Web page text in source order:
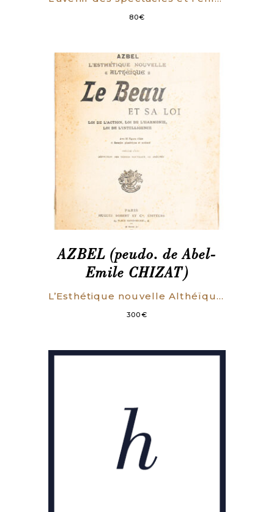
80€
AZBEL (peudo. de Abel-
Emile CHIZAT)
L’Esthétique nouvelle Althéïque. Le Beau et sa Loi. Loi de l’Action, Loi de l’Harmonie, Loi de l’Intelligence (…). Précédé d’une définition des termes nouveaux ou précisés.
300€